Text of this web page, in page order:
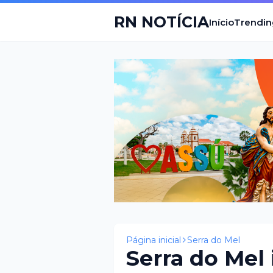
RN NOTÍCIAInício
Página inicial Serra do Mel
Serra do